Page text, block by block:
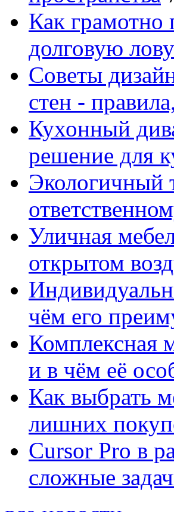
Как грамотно
долговую
Советы
стен -
Кухонный
решение для
Экологичный
Уличная
открытом
чём его
Комплексная
и в чём её
Как выбрать
лишних
Cursor Pro в
сложные